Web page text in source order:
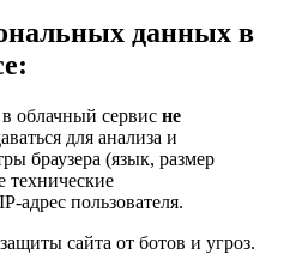
данных в
в облачный сервис не
для анализа и
браузера (язык, размер
технические
адрес пользователя.
сайта от ботов и угроз.